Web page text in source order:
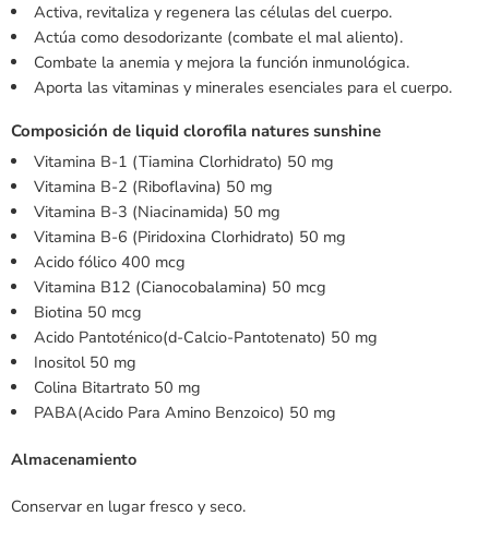
Activa, revitaliza y regenera las células del cuerpo.
Actúa como desodorizante (combate el mal aliento).
Combate la anemia y mejora la función inmunológica.
Aporta las vitaminas y minerales esenciales para el cuerpo.
Composición de liquid clorofila natures sunshine
Vitamina B-1 (Tiamina Clorhidrato) 50 mg
Vitamina B-2 (Riboflavina) 50 mg
Vitamina B-3 (Niacinamida) 50 mg
Vitamina B-6 (Piridoxina Clorhidrato) 50 mg
Acido fólico 400 mcg
Vitamina B12 (Cianocobalamina) 50 mcg
Biotina 50 mcg
Acido Pantoténico(d-Calcio-Pantotenato) 50 mg
Inositol 50 mg
Colina Bitartrato 50 mg
PABA(Acido Para Amino Benzoico) 50 mg
Almacenamiento
Conservar en lugar fresco y seco.